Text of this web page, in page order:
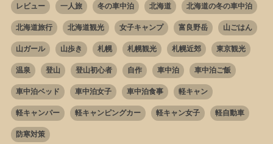
レビュー 一人旅 冬の車中泊 北海道 北海道の冬の車中泊
北海道旅行 北海道観光 女子キャンプ 富良野岳 山ごはん
山ガール 山歩き 札幌 札幌観光 札幌近郊 東京観光
温泉 登山 登山初心者 自作 車中泊 車中泊ご飯
車中泊ベッド 車中泊女子 車中泊食事 軽キャン
軽キャンパー 軽キャンピングカー 軽キャン女子 軽自動車
防寒対策